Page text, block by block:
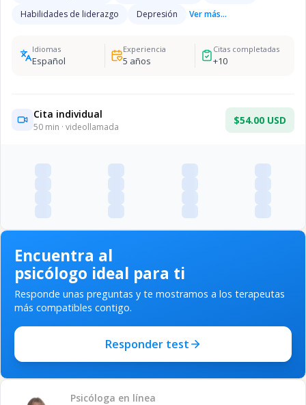
Habilidades de liderazgo
Depresión Ver más...
Idiomas
Español
Experiencia
5 años
Citas completadas
+10
Cita individual
50 min · videollamada
$54.00 USD
Encuentra al
psicólogo ideal para ti
Responde unas preguntas y te mostramos a los terapeutas
más compatibles contigo.
Responder test
Psicóloga en línea